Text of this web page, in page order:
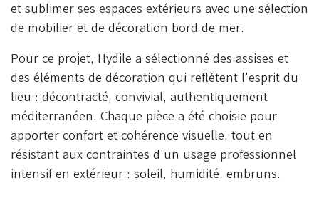
et sublimer ses espaces extérieurs avec une sélection
de mobilier et de décoration bord de mer.
Pour ce projet, Hydile a sélectionné des assises et
des éléments de décoration qui reflètent l'esprit du
lieu : décontracté, convivial, authentiquement
méditerranéen. Chaque pièce a été choisie pour
apporter confort et cohérence visuelle, tout en
résistant aux contraintes d'un usage professionnel
intensif en extérieur : soleil, humidité, embruns.